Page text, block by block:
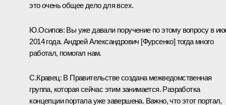
это очень общее дело для всех.
Ю.Осипов: Вы уже давали поручение по этому вопросу в
2014 года. Андрей Александрович [Фурсенко] тогда много
работал, помогал нам.
С.Кравец: В Правительстве создана межведомственная
группа, которая сейчас этим занимается. Разработка
концепции портала уже завершена. Важно, что этот портал,